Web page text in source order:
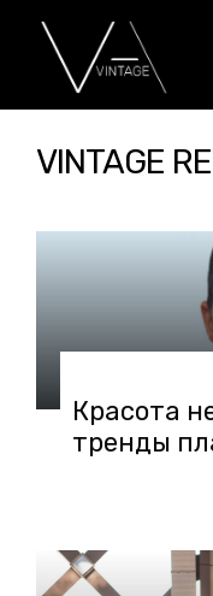
VINTAGE
Красота
тренды